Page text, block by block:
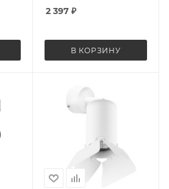
2 397₽
В КОРЗИНУ